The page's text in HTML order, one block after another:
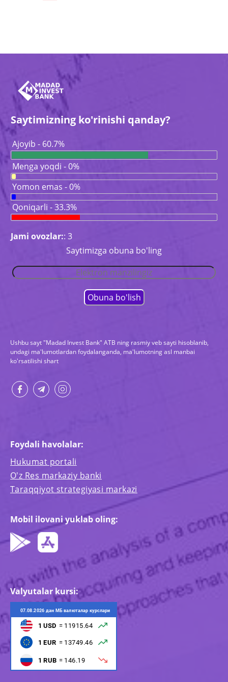
Saytimizning ko'rinishi qanday?
Ajoyib - 60.7%
Menga yoqdi - 0%
Yomon emas - 0%
Qoniqarli - 33.3%
Jami ovozlar:: 3
Saytimizga obuna bo'ling
Ushbu sayt "Madad Invest Bank" ATB ning rasmiy veb sayti hisoblanib,
undagi ma'lumotlardan foydalanganda, ma'lumotning asl manbai
ko'rsatilishi shart
Foydali havolalar:
Hukumat portali
O'z Res markaziy banki
Taraqqiyot strategiyasi markazi
Mobil ilovani yuklab oling:
Valyutalar kursi: